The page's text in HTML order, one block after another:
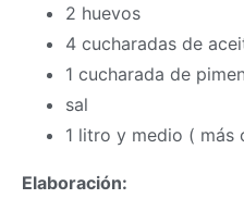
2 huevos
4 cucharadas de
1 cucharada de
sal
1 litro y medio ( más
Elaboración: